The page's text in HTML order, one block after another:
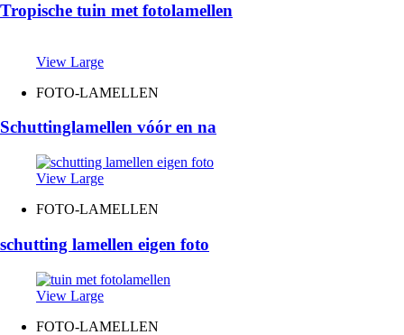
Tropische tuin met fotolamellen
View Large
FOTO-LAMELLEN
Schuttinglamellen vóór en na
View Large
FOTO-LAMELLEN
schutting lamellen eigen foto
View Large
FOTO-LAMELLEN